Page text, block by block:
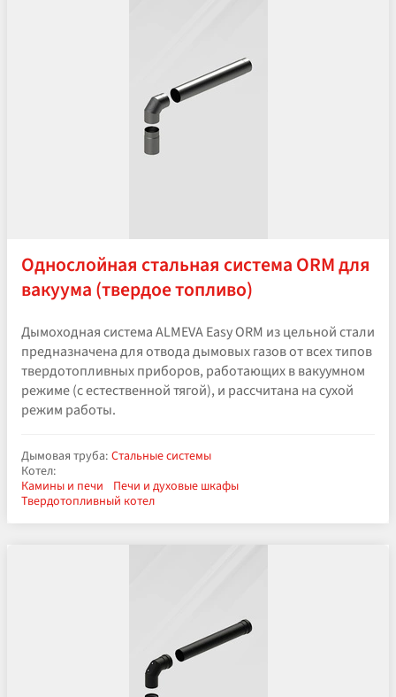
Однослойная стальная система ORM для
вакуума (твердое топливо)
Дымоходная система ALMEVA Easy ORM из цельной стали
предназначена для отвода дымовых газов от всех типов
твердотопливных приборов, работающих в вакуумном
режиме (с естественной тягой), и рассчитана на сухой
режим работы.
Дымовая труба: Стальные системы
Котел:
Камины и печи
Печи и духовые шкафы
Твердотопливный котел